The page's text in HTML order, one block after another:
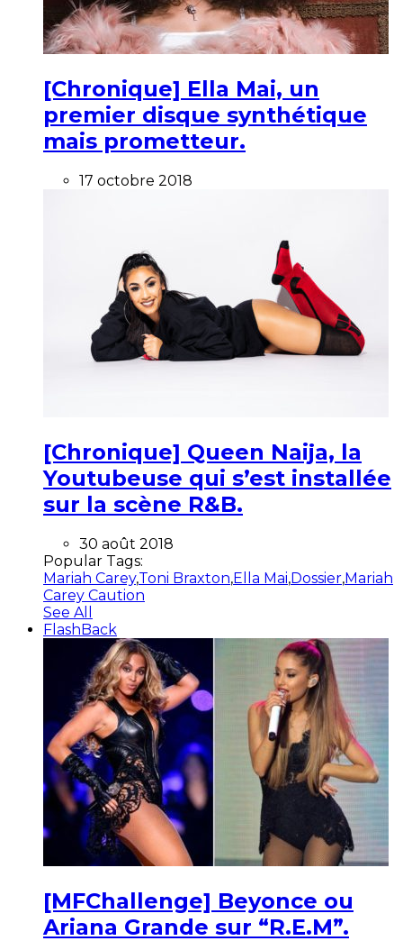
[Chronique] Ella Mai, un
premier disque synthétique
mais prometteur.
17 octobre 2018
[Chronique] Queen Naija, la
Youtubeuse qui s’est installée
sur la scène R&B.
30 août 2018
Popular Tags:
Mariah Carey,Toni Braxton,Ella Mai,Dossier,Mariah
Carey Caution
See All
FlashBack
[MFChallenge] Beyonce ou
Ariana Grande sur “R.E.M”.